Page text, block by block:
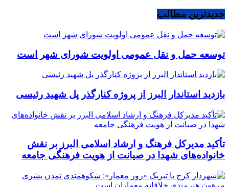
جدیدترین مطالب
توسعه حمل و نقل عمومی اولویت شورای شهر است
بازدید استاندار البرز از پروژه کنارگذر پل شهید رئیسی
تأکید مدیرکل فرهنگ و ارشاد اسلامی البرز بر نقش
خانواده‌های شهدا در صیانت از هویت فرهنگی جامعه